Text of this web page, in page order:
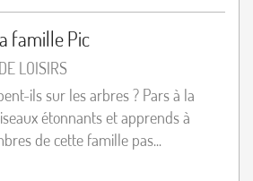
famille Pic
LOISIRS
ils sur les arbres ? Pars à la
étonnants et apprends à
de cette famille pas...